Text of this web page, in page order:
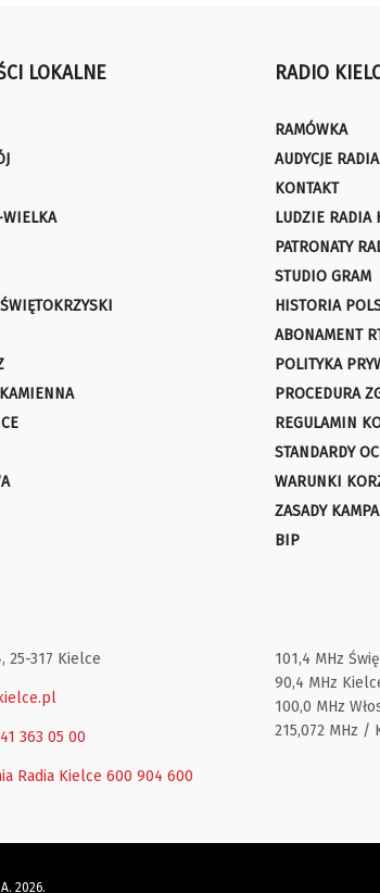
LOKALNE RADIO
RAMÓWKA
AUDYCJE
KONTAKT
LUDZIE RADIA
PATRONATY
STUDIO GRAM
HISTORIA
ABONAMENT
POLITYKA
PROCEDURA
REGULAMIN
STANDARDY
WARUNKI
ZASADY
BIP
25-317 Kielce
363 05 00
Radia Kielce 600 904 600
101,4 MHz
90,4 MHz
100,0 MHz
215,072 MHz /
2026.